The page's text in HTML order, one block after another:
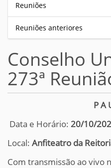
Reuniões
Reuniões anteriores
Conselho
273ª
P A
Data e Horário: 20/10/
Local: Anfiteatro da
Com transmissão ao vivo